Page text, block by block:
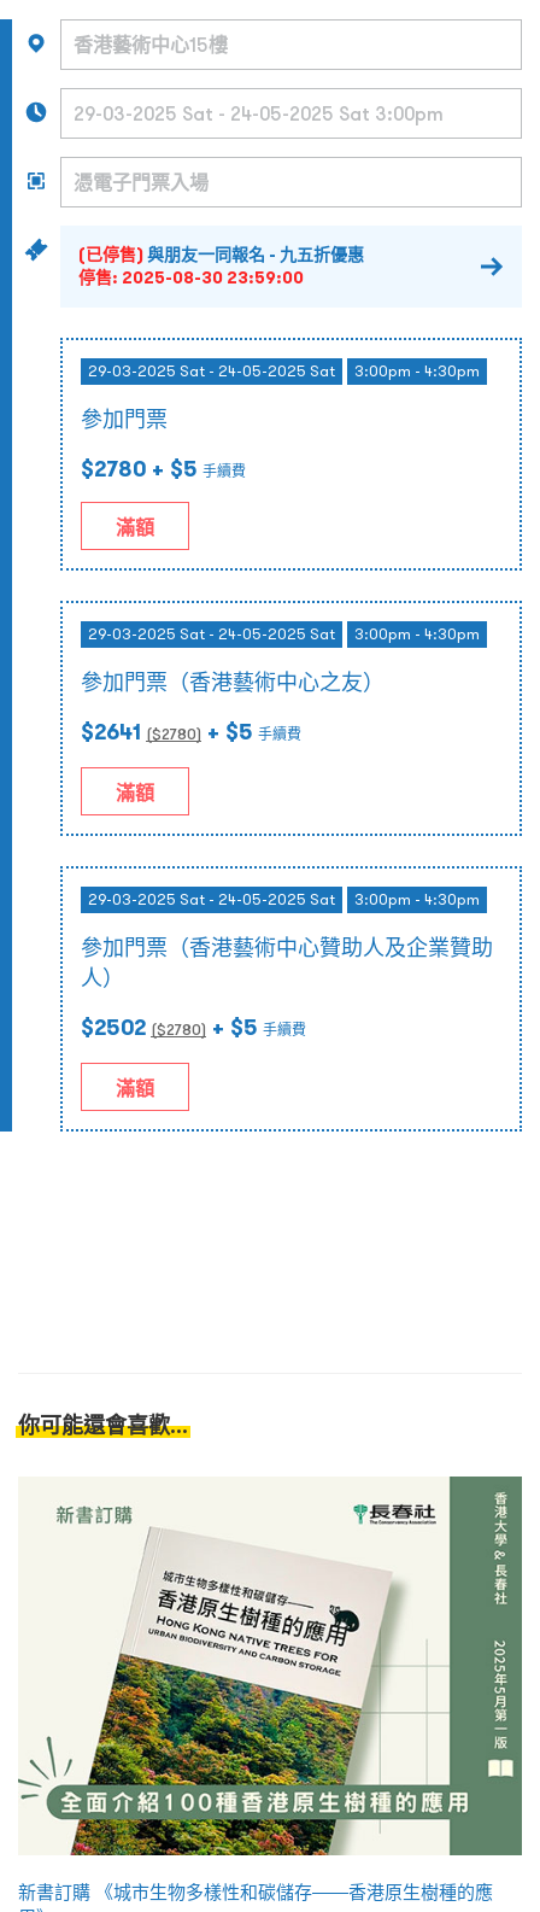
(已停售)與朋友一同報名 - 九五折優惠
停售: 2025-08-30 23:59:00
29-03-2025 Sat - 24-05-2025 Sat 3:00pm - 4:30pm
參加門票
$2780 + $5 手續費
滿額
29-03-2025 Sat - 24-05-2025 Sat 3:00pm - 4:30pm
參加門票（香港藝術中心之友）
$2641 ($2780) + $5 手續費
滿額
29-03-2025 Sat - 24-05-2025 Sat 3:00pm - 4:30pm
參加門票（香港藝術中心贊助人及企業贊助
人）
$2502 ($2780) + $5 手續費
滿額
你可能還會喜歡...
新書訂購 《城市生物多樣性和碳儲存——香港原生樹種的應